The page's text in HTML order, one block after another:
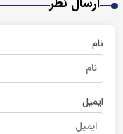
نام
ایمیل